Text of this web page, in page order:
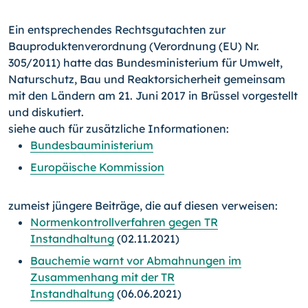
Ein entsprechendes Rechtsgutachten zur
Bauproduktenverordnung (Verordnung (EU) Nr.
305/2011) hatte das Bundesministerium für Umwelt,
Naturschutz, Bau und Reaktorsicherheit gemeinsam
mit den Ländern am 21. Juni 2017 in Brüssel vorgestellt
und diskutiert.
siehe auch für zusätzliche Informationen:
Bundesbauministerium
Europäische Kommission
zumeist jüngere Beiträge, die auf diesen verweisen:
Normenkontrollverfahren gegen TR
Instandhaltung (02.11.2021)
Bauchemie warnt vor Abmahnungen im
Zusammenhang mit der TR
Instandhaltung (06.06.2021)